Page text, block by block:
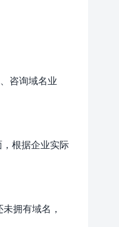
咨询域名业
根据企业实际
拥有域名，